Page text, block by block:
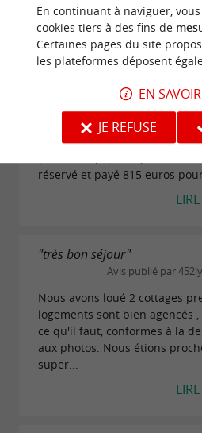
Avis publié par
le pire séjour de ma vie !! le
jeunes employés de l'accueil
réservé et payé 815 euros
"très bon séjour"
Avis publié par
Nous avons loué 2 cottages
logements sont bien agencés
ce qu'il faut, conformes à la
aux photos. Nous étions
super...
En continuant à naviguer,
cookies tiers à des fins de
Certaines pages du site
les plateformes déposent
EN
JE REFUSE